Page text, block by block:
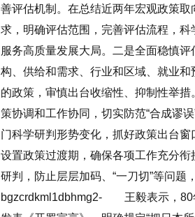
善评估机制。在总结近两年宏观政策
求，明确评估范围，完善评估流程，
服务高质量发展大局。二是全面稳慎
构、供给和需求、行业和区域、就业
的政策，审慎出台收缩性、抑制性举
策协调和工作协同，切实防范“合成谬
门科学研判形势变化，抓好政策出台
设置政策过渡期，确保各项工作充分
研判，防止层层加码、“一刀切”等问
bgzcrdkml1dbhmg2- 王毅表示，80